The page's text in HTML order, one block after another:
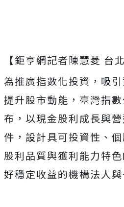
【鉅亨網記者陳慧菱 台北
為推廣指數化投資，吸
提升股市動能，臺灣指
布，以現金股利成長與
件，設計具可投資性、
股利品質與獲利能力特
好穩定收益的機構法人與